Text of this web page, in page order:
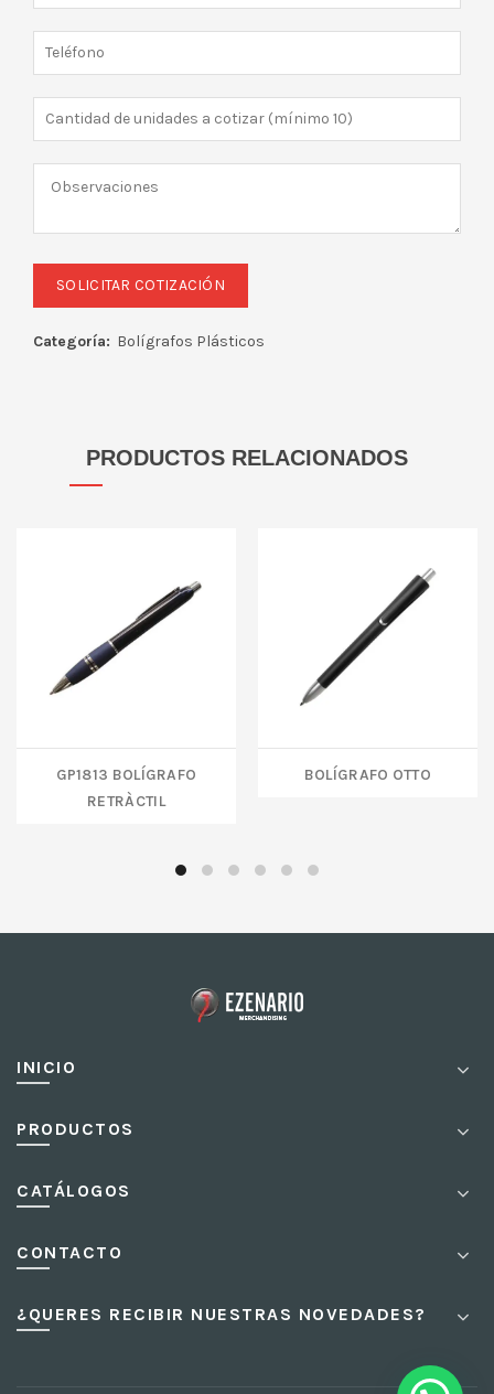
Categoría: Bolígrafos Plásticos
PRODUCTOS RELACIONADOS
GP1813 BOLÍGRAFO
RETRÀCTIL
BOLÍGRAFO OTTO
INICIO
PRODUCTOS
CATÁLOGOS
CONTACTO
¿QUERES RECIBIR NUESTRAS NOVEDADES?